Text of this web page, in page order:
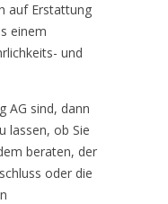
auf Erstattung
einem
und
AG sind, dann
lassen, ob Sie
beraten, der
oder die